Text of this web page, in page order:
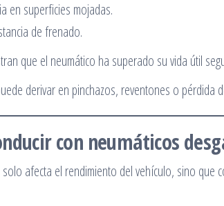
en superficies mojadas.
de frenado.
que el neumático ha superado su vida útil
derivar en pinchazos, reventones o pérdida
con neumáticos
afecta el rendimiento del vehículo, sino que